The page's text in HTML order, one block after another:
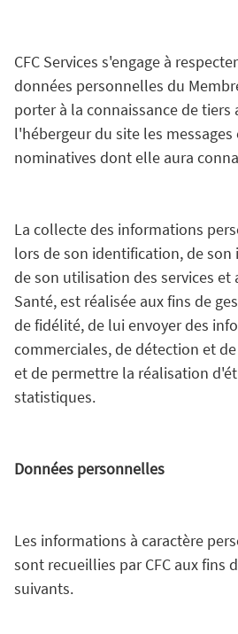
CFC Services s'engage à
données personnelles du
porter à la connaissance de tiers
l'hébergeur du site les
nominatives dont elle aura
La collecte des informations
lors de son identification, de
de son utilisation des services et
Santé, est réalisée aux fins de
de fidélité, de lui envoyer des
commerciales, de détection et
et de permettre la réalisation
statistiques.
Données personnelles
Les informations à caractère
sont recueillies par CFC aux fins
suivants.